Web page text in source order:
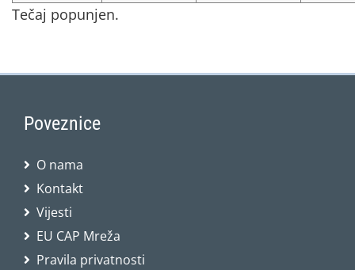
Tečaj popunjen.
Poveznice
O nama
Kontakt
Vijesti
EU CAP Mreža
Pravila privatnosti